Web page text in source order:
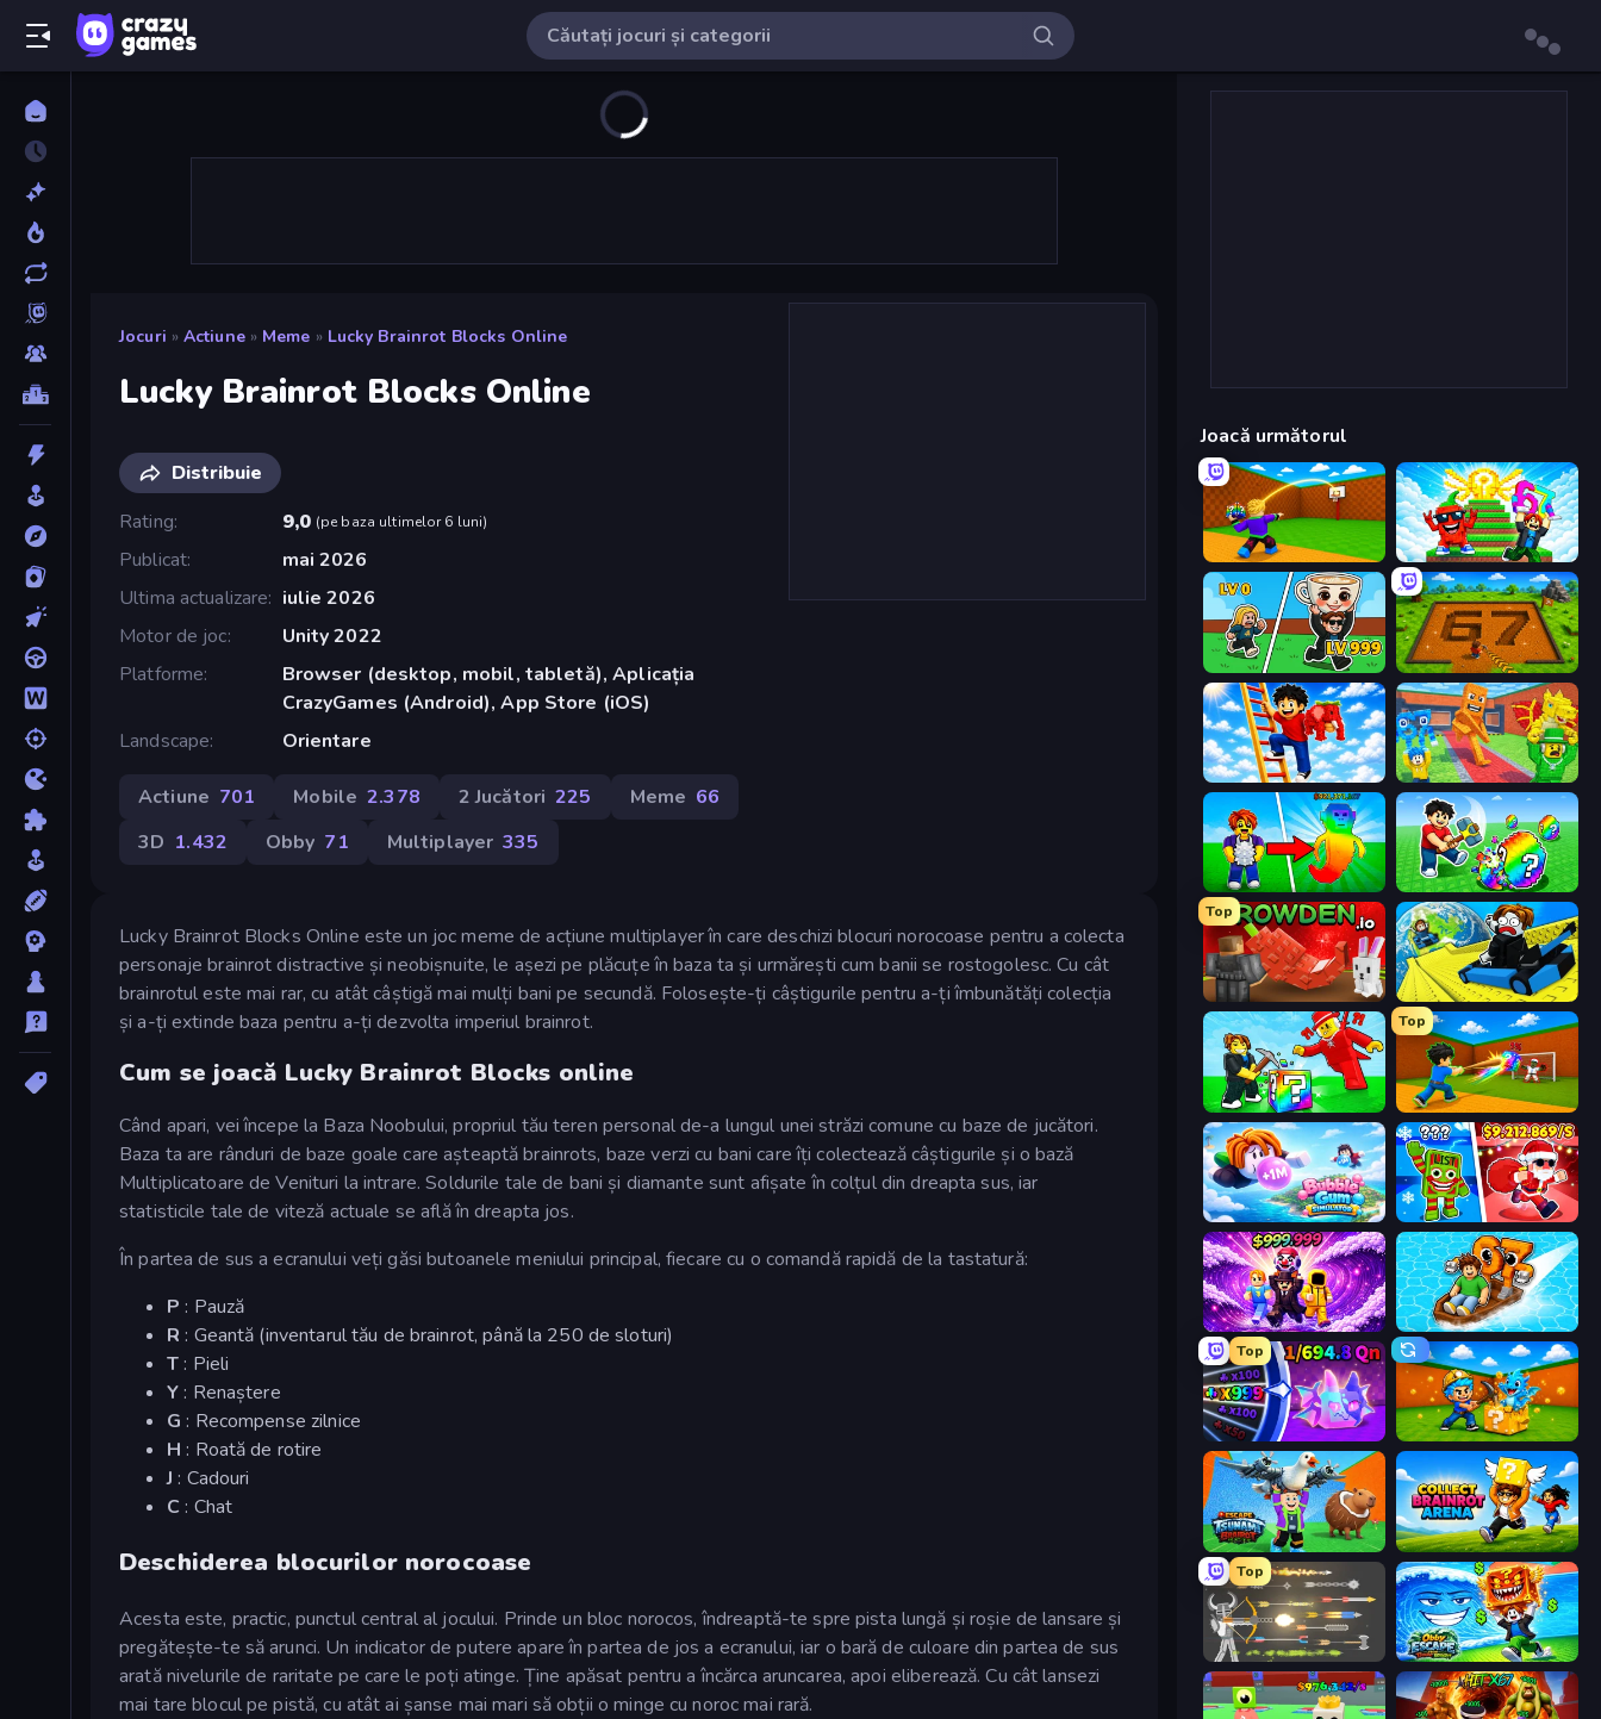
Jocuri » Actiune » Meme » Lucky Brainrot Blocks Online
Lucky Brainrot Blocks Online
Distribuie
Rating
9,0 (pe baza ultimelor 6 luni)
Publicat
mai 2026
Ultima actualizare
iulie 2026
Motor de joc
Unity 2022
Platforme
Browser (desktop, mobil, tabletă), Aplicația
CrazyGames (Android), App Store (iOS)
Landscape
Orientare
Actiune 701 Mobile 2.378 2 Jucători 225 Meme 66
3D 1.432 Obby 71 Multiplayer 335
Lucky Brainrot Blocks Online este un joc meme de acțiune multiplayer în care deschizi blocuri norocoase pentru a colecta
personaje brainrot distractive și neobișnuite, le așezi pe plăcuțe în baza ta și urmărești cum banii se rostogolesc. Cu cât
brainrotul este mai rar, cu atât câștigă mai mulți bani pe secundă. Folosește-ți câștigurile pentru a-ți îmbunătăți colecția
și a-ți extinde baza pentru a-ți dezvolta imperiul brainrot.
Cum se joacă Lucky Brainrot Blocks online
Când apari, vei începe la Baza Noobului, propriul tău teren personal de-a lungul unei străzi comune cu baze de jucători.
Baza ta are rânduri de baze goale care așteaptă brainrots, baze verzi cu bani care îți colectează câștigurile și o bază
Multiplicatoare de Venituri la intrare. Soldurile tale de bani și diamante sunt afișate în colțul din dreapta sus, iar
statisticile tale de viteză actuale se află în dreapta jos.
În partea de sus a ecranului veți găsi butoanele meniului principal, fiecare cu o comandă rapidă de la tastatură:
P : Pauză
R : Geantă (inventarul tău de brainrot, până la 250 de sloturi)
T : Pieli
Y : Renaștere
G : Recompense zilnice
H : Roată de rotire
J : Cadouri
C : Chat
Deschiderea blocurilor norocoase
Acesta este, practic, punctul central al jocului. Prinde un bloc norocos, îndreaptă-te spre pista lungă și roșie de lansare și
pregătește-te să arunci. Un indicator de putere apare în partea de jos a ecranului, iar o bară de culoare din partea de sus
arată nivelurile de raritate pe care le poți atinge. Ține apăsat pentru a încărca aruncarea, apoi eliberează. Cu cât lansezi
mai tare blocul pe pistă, cu atât ai șanse mai mari să obții o minge cu noroc mai rară.
Joacă următorul
Throw a Lucky Block Run and Jump for Brainrot
Brainrot Arena Online Obby: Dig Brainrots
Ladder to Brainhot: Climb Catch Brainrots From Bosses
Collect Brainrot Egg Break a Lucky Egg Brainrots
Top
Grow A Garden | Growden.io Cart Ride Danger Mount
Top
Baseball For Brainrot
Bubble Gum Simulator Plants vs Brain Zombies
Obby - BrainWave Float for Brainrots
Top
Meeland.io Escape Cave For Brainrot
Escape Tsunami Brainrot Collect Brainrot Arena
Top
Ragdoll Archers Obby Escape from Tsunami Brainrot